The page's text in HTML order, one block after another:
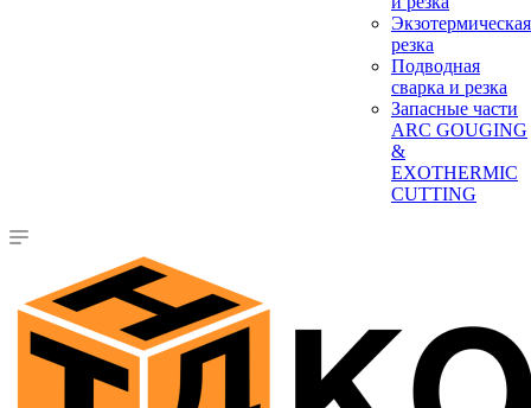
Экзотермическая
резка
Подводная
сварка и резка
Запасные части
ARC GOUGING
&
EXOTHERMIC
CUTTING